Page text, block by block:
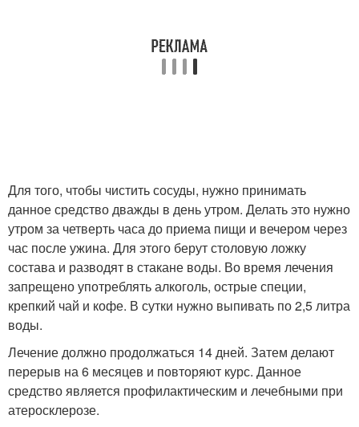
Для того, чтобы чистить сосуды, нужно принимать
данное средство дважды в день утром. Делать это нужно
утром за четверть часа до приема пищи и вечером через
час после ужина. Для этого берут столовую ложку
состава и разводят в стакане воды. Во время лечения
запрещено употреблять алкоголь, острые специи,
крепкий чай и кофе. В сутки нужно выпивать по 2,5 литра
воды.
Лечение должно продолжаться 14 дней. Затем делают
перерыв на 6 месяцев и повторяют курс. Данное
средство является профилактическим и лечебными при
атеросклерозе.